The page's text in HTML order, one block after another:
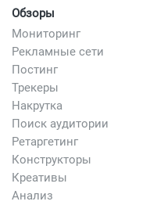
Обзоры
Мониторинг
Рекламные сети
Постинг
Трекеры
Накрутка
Поиск аудитории
Ретаргетинг
Конструкторы
Креативы
Анализ